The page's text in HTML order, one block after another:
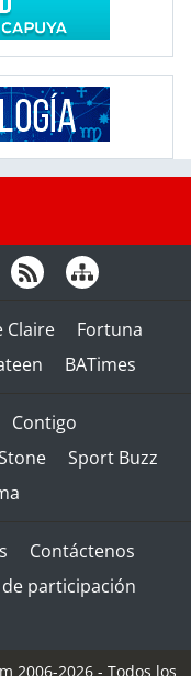
Claire
Fortuna
BATimes
Contigo
Sport Buzz
Contáctenos
de participación
2006-2026 - Todos los